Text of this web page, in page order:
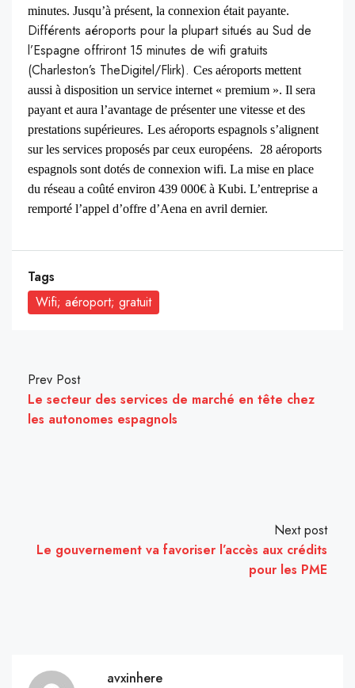
minutes. Jusqu’à présent, la connexion était payante.
Différents aéroports pour la plupart situés au Sud de
l’Espagne offriront 15 minutes de wifi gratuits
(Charleston’s TheDigitel/Flirk). Ces aéroports mettent
aussi à disposition un service internet « premium ». Il sera
payant et aura l’avantage de présenter une vitesse et des
prestations supérieures. Les aéroports espagnols s’alignent
sur les services proposés par ceux européens.
28 aéroports
espagnols sont dotés de connexion wifi. La mise en place
du réseau a coûté environ 439 000€ à Kubi. L’entreprise a
remporté l’appel d’offre d’Aena en avril dernier.
Tags
Wifi; aéroport; gratuit
Prev Post
Le secteur des services de marché en tête chez
les autonomes espagnols
Next post
Le gouvernement va favoriser l’accès aux crédits
pour les PME
avxinhere